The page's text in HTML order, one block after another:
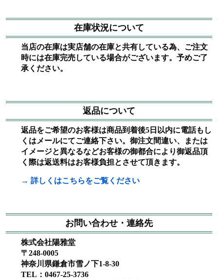
在庫状況について
当店の在庫は実店舗の在庫と共有している為、ご注文
時には在庫完売している場合がございます。予めご了
承ください。
返品について
返品をご希望のお客様は商品到着後5日以内に電話もし
くはメールにてご連絡下さい。御注文間違い、または
イメージと異なるなどお客様の御都合により御返品頂
く際は返送料はお客様負担とさせて頂きます。
→ 詳しくはこちらをご覧ください
お問い合わせ・連絡先
株式会社陽雅堂
〒248-0005
神奈川県鎌倉市雪ノ下1-8-30
TEL：0467-25-3736